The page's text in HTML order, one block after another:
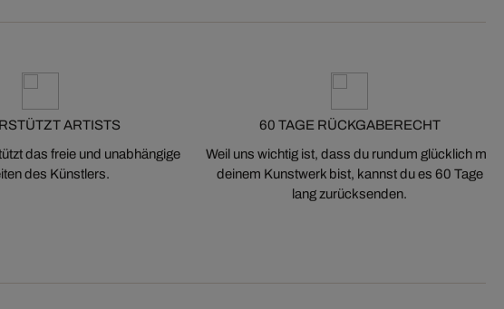
ARTISTS
das freie und unabhängige
des Künstlers.
60 TAGE RÜCKGABERECHT
Weil uns wichtig ist, dass du rundum glücklich mit
deinem Kunstwerk bist, kannst du es 60 Tage
lang zurücksenden.